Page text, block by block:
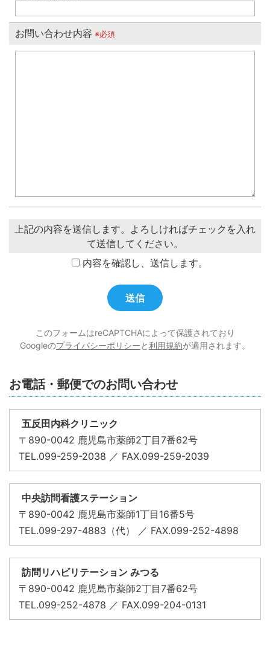
お問い合わせ内容 ※必須
上記の内容を送信します。よろしければチェックを入れ
て送信してください。
内容を確認し、送信します。
このフォームはreCAPTCHAによって保護されており
Googleのプライバシーポリシーと利用規約が適用されます。
お電話・郵便でのお問い合わせ
五反田内科クリニック
〒890-0042 鹿児島市薬師2丁目7番62号
TEL.099-259-2038 ／ FAX.099-259-2039
中央訪問看護ステーション
〒890-0042 鹿児島市薬師1丁目16番5号
TEL.099-297-4883（代） ／ FAX.099-252-4898
訪問リハビリテーション みつる
〒890-0042 鹿児島市薬師2丁目7番62号
TEL.099-252-4878 ／ FAX.099-204-0131